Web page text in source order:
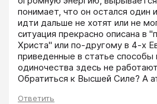
понимает, что он остался один
идти дальше не хотят или не
ситуация прекрасно описана в
Христа" или по-другому в 4-х
приведенные в статье способы
одиночества здесь не
Обратиться к Высшей Силе? А
Ответить